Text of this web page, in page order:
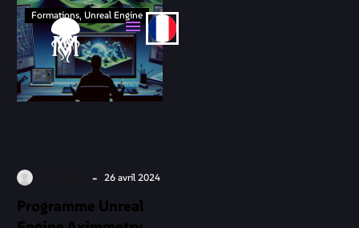
Formations Unreal Engine
- 26 avril 2024
Programme Unreal